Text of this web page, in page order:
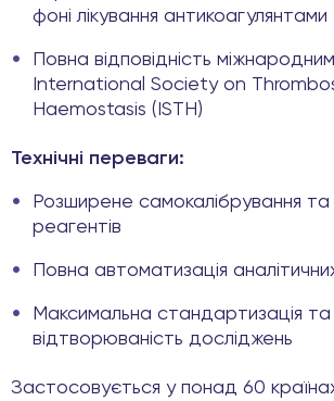
фоні лікування антикоагулянтами
Повна відповідність
International Society on
Haemostasis (ISTH)
Технічні переваги:
Розширене самокалібрування та
реагентів
Повна автоматизація
Максимальна стандартизація та
відтворюваність досліджень
Застосовується у понад 60